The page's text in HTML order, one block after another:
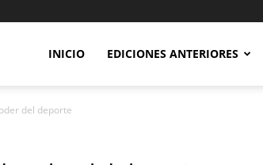
INICIO EDICIONES ANTERIORES
del deporte